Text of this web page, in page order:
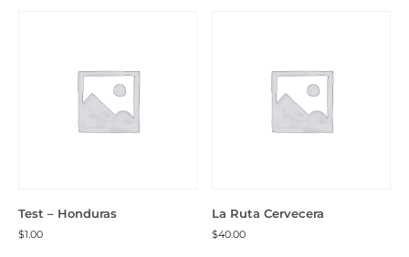
Test – Honduras
$1.00
La Ruta Cervecera
$40.00